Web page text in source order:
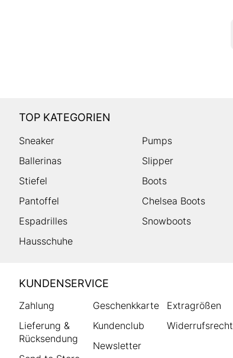
TOP KATEGORIEN
Sneaker Pumps
Ballerinas
Slipper
Stiefel
Boots
Pantoffel
Chelsea Boots
Espadrilles
Snowboots
Hausschuhe
HUMANIC
Footer
KUNDENSERVICE
Zahlung
Lieferung &
Rücksendung
Geschenkkarte
Kundenclub
Newsletter
Extragrößen
Widerrufsrecht